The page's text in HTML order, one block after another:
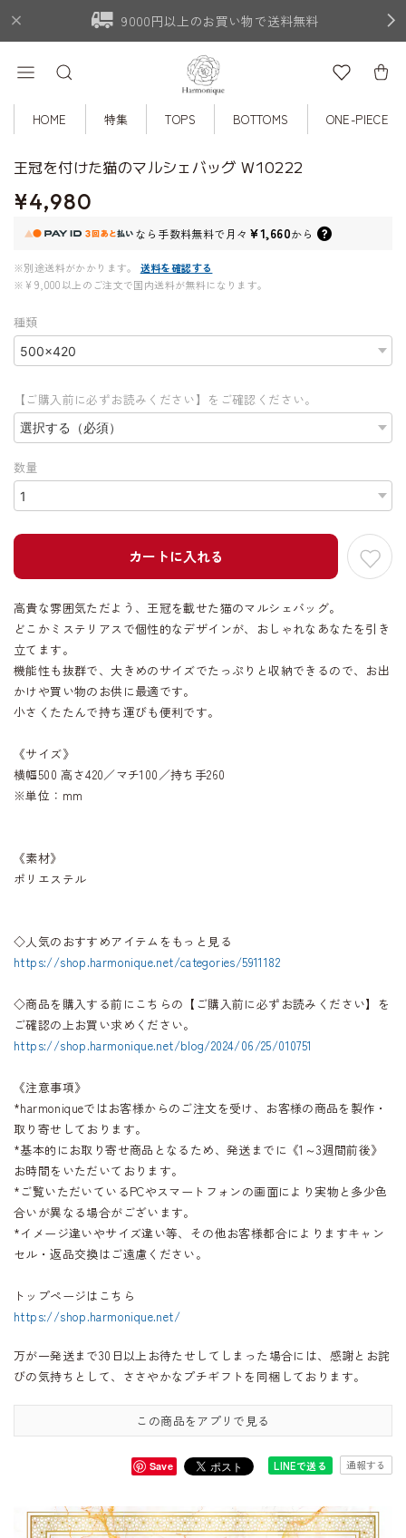
9000円以上のお買い物で送料無料
HOME 特集 TOPS BOTTOMS ONE-PIECE
王冠を付けた猫のマルシェバッグ W10222
¥4,980
なら 手数料無料で月々 ¥1,660から
※別途送料がかかります。
送料を確認する
※¥9,000以上のご注文で国内送料が無料になります。
種類
【ご購入前に必ずお読みください】をご確認ください。
数量
カートに入れる
高貴な雰囲気ただよう、王冠を載せた猫のマルシェバッグ。
どこかミステリアスで個性的なデザインが、おしゃれなあなたを引き
立てます。
機能性も抜群で、大きめのサイズでたっぷりと収納できるので、お出
かけや買い物のお供に最適です。
小さくたたんで持ち運びも便利です。
《サイズ》
横幅500 高さ420／マチ100／持ち手260
※単位：mm
《素材》
ポリエステル
◇人気のおすすめアイテムをもっと見る
https://shop.harmonique.net/categories/5911182
◇商品を購入する前にこちらの【ご購入前に必ずお読みください】を
ご確認の上お買い求めください。
https://shop.harmonique.net/blog/2024/06/25/010751
《注意事項》
*harmoniqueではお客様からのご注文を受け、お客様の商品を製作・
取り寄せしております。
*基本的にお取り寄せ商品となるため、発送までに《1～3週間前後》
お時間をいただいております。
*ご覧いただいているPCやスマートフォンの画面により実物と多少色
合いが異なる場合がございます。
*イメージ違いやサイズ違い等、その他お客様都合によりますキャン
セル・返品交換はご遠慮ください。
トップページはこちら
https://shop.harmonique.net/
万が一発送まで30日以上お待たせしてしまった場合には、感謝とお詫
びの気持ちとして、ささやかなプチギフトを同梱しております。
この商品をアプリで見る
Save LINEで送る 通報する